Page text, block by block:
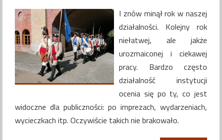
I znów minął rok w naszej
działalności. Kolejny rok
niełatwej, ale jakże
urozmaiconej i ciekawej
pracy. Bardzo często
działalność instytucji
ocenia się po ty, co jest
widoczne dla publiczności: po imprezach, wydarzeniach,
wycieczkach itp. Oczywiście takich nie brakowało.